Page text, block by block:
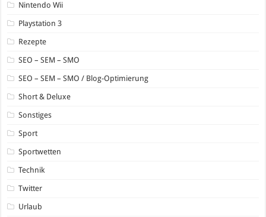
Nintendo Wii
Playstation 3
Rezepte
SEO – SEM – SMO
SEO – SEM – SMO / Blog-Optimierung
Short & Deluxe
Sonstiges
Sport
Sportwetten
Technik
Twitter
Urlaub